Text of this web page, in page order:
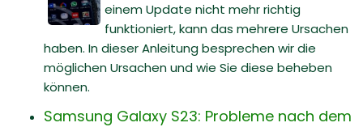
einem Update nicht mehr richtig
funktioniert, kann das mehrere Ursachen
haben. In dieser Anleitung besprechen wir die
möglichen Ursachen und wie Sie diese beheben
können.
Samsung Galaxy S23: Probleme nach dem